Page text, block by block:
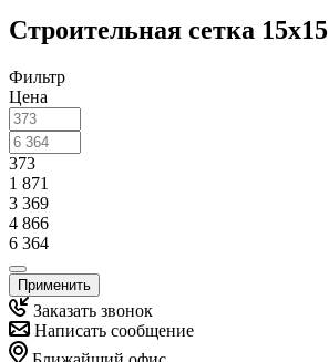
Строительная сетка 15х15
Фильтр
Цена
373
1 871
3 369
4 866
6 364
Применить
Заказать звонок
Написать сообщение